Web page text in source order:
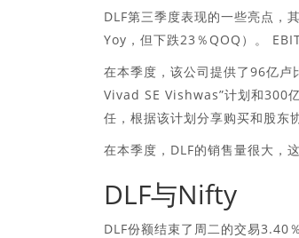
DLF第三季度表现的一些亮点，
Yoy，但下跌23％QOQ）。
在本季度，该公司提供了96亿卢
Vivad SE Vishwas”计划和300
任，根据该计划分享购买和股东
在本季度，DLF的销售量很大，
DLF与Nifty
DLF份额结束了周二的交易3.40